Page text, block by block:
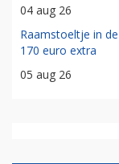
04 aug 26
Raamstoeltje in
170 euro extra
05 aug 26